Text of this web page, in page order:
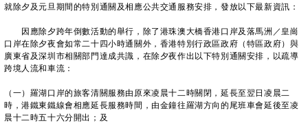
就除夕及元旦期間的特別通關及相應公共交通服務安排，發放以下最新資訊：
因應除夕跨年倒數活動的舉行，除了港珠澳大橋香港口岸及落馬洲／皇崗
口岸在除夕夜會如常二十四小時通關外，香港特別行政區政府（特區政府）與
廣東省及深圳市相關部門達成共識，在除夕夜作出以下特別通關安排，以疏導
跨境人流和車流：
（一）羅湖口岸的旅客清關服務由原來凌晨十二時關閉，延長至翌日凌晨二
時，港鐵東鐵線會相應延長服務時間，由金鐘往羅湖方向的尾班車會延後至凌
晨十二時五十六分開出；及